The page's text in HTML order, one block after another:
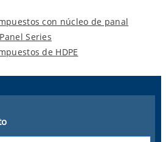
con núcleo de panal
Series
de HDPE